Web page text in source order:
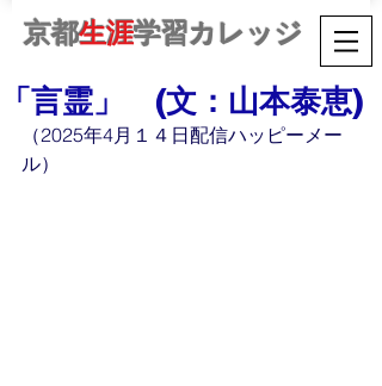
京都生涯学習カレッジ
「言霊」 (文：山本泰恵)
（2025年4月１４日配信ハッピーメー
ル）